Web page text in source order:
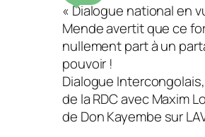
« Dialogue national en
Mende avertit que ce
nullement part à un
pouvoir !
Dialogue
de la RDC avec Maxim
de Don Kayembe sur